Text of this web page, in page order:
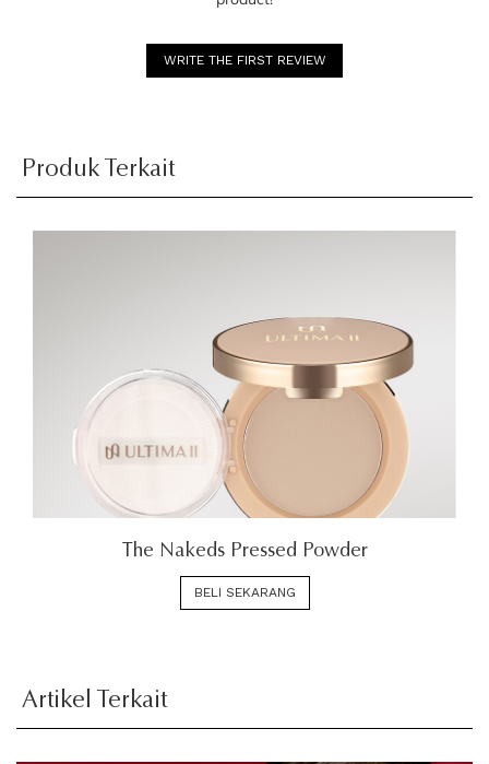
WRITE THE FIRST REVIEW
Produk Terkait
The Nakeds Pressed Powder
BELI SEKARANG
Artikel Terkait